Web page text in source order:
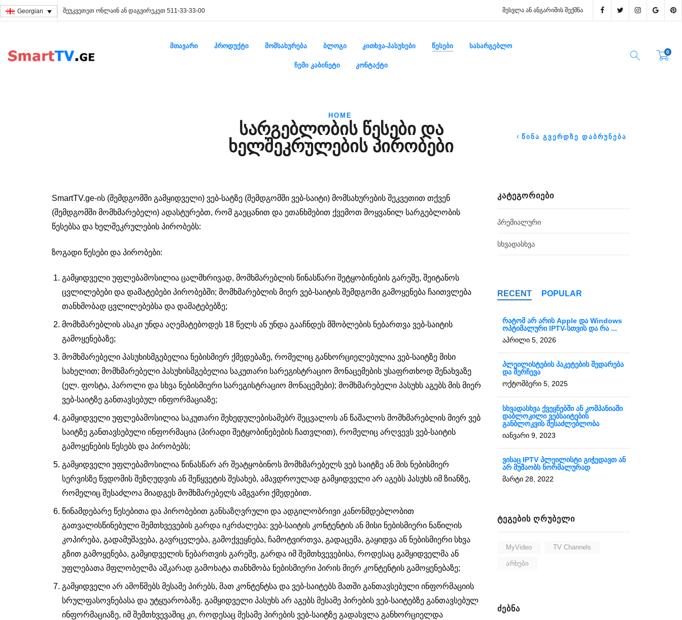
Georgian შეუკვეთეთ ონლაინ ან დაგვირეკეთ 511-33-33-00 ᲨᲔᲡᲕᲚᲐ ᲐᲜ ᲐᲜᲒᲐᲠᲘᲨᲘᲡ ᲨᲔᲥᲛᲜᲐ
ᲛᲗᲐᲕᲐᲠᲘ ᲞᲠᲝᲓᲣᲥᲢᲘ ᲛᲝᲛᲡᲐᲮᲣᲠᲔᲑᲐ ᲑᲚᲝᲒᲘ ᲙᲘᲗᲮᲕᲐ-ᲞᲐᲡᲣᲮᲔᲑᲘ ᲬᲔᲡᲔᲑᲘ ᲡᲐᲡᲐᲠᲒᲔᲑᲚᲝ
ᲩᲔᲛᲘ ᲙᲐᲑᲘᲜᲔᲢᲘ ᲙᲝᲜᲢᲐᲥᲢᲘ
0
HOME
ᲬᲘᲜᲐ ᲒᲕᲔᲠᲓᲖᲔ ᲓᲐᲑᲠᲣᲜᲔᲑᲐ
ᲡᲐᲠᲒᲔᲑᲚᲝᲑᲘᲡ ᲬᲔᲡᲔᲑᲘ ᲓᲐ
ᲮᲔᲚᲨᲔᲙᲠᲣᲚᲔᲑᲘᲡ ᲞᲘᲠᲝᲑᲔᲑᲘ
SmartTV.ge-ის (შემდგომში გამყიდველი) ვებ-სატზე (შემდგომში ვებ-საიტი) მომსახურების შეკვეთით თქვენ
(შემდგომში მომხმარებელი) ადასტურებთ, რომ გაეცანით და ეთანხმებით ქვემოთ მოყვანილ სარგებლობის
წესებსა და ხელშეკრულების პირობებს:
ზოგადი წესები და პირობები:
გამყიდველი უფლებამოსილია ცალმხრივად, მომხმარებლის წინასწარი შეტყობინების გარეშე, შეიტანოს
ცვლილებები და დამატებები პირობებში; მომხმარებლის მიერ ვებ-საიტის შემდგომი გამოყენება ჩაითვლება
თანხმობად ცვლილებებსა და დამატებებზე;
მომხმარებლის ასაკი უნდა აღემატებოდეს 18 წელს ან უნდა გააჩნდეს მშობლების ნებართვა ვებ-საიტის
გამოყენებაზე;
მომხმარებელი პასუხისმგებელია ნებისმიერ ქმედებაზე, რომელიც განხორციელებულია ვებ-საიტზე მისი
სახელით; მომხმარებელი პასუხისმგებელია საკუთარი სარეგისტრაციო მონაცემების უსაფრთხოდ შენახვაზე
(ელ. ფოსტა, პაროლი და სხვა ნებისმიერი სარეგისტრაციო მონაცემები); მომხმარებელი პასუხს აგებს მის მიერ
ვებ-საიტზე განთავსებულ ინფორმაციაზე;
გამყიდველი უფლებამოსილია საკუთარი შეხედულებისამებრ შეცვალოს ან წაშალოს მომხმარებლის მიერ ვებ
საიტზე განთავსებული ინფორმაცია (პირადი შეტყობინებების ჩათვლით), რომელიც არღვევს ვებ-საიტის
გამოყენების წესებს და პირობებს;
გამყიდველი უფლებამოსილია წინასწარ არ შეატყობინოს მომხმარებელს ვებ საიტზე ან მის ნებისმიერ
სერვისზე წვდომის შეზღუდვის ან შეწყვეტის შესახებ, ამავდროულად გამყიდველი არ აგებს პასუხს იმ ზიანზე,
რომელიც შესაძლოა მიადგეს მომხმარებელს ამგვარი ქმედებით.
წინამდებარე წესებითა და პირობებით განსაზღვრული და ადგილობრივი კანონმდებლობით
გათვალისწინებული შემთხვევების გარდა იკრძალება: ვებ-საიტის კონტენტის ან მისი ნებისმიერი ნაწილის
კოპირება, გადამუშავება, გავრცელება, გამოქვეყნება, ჩამოტვირთვა, გადაცემა, გაყიდვა ან ნებისმიერი სხვა
გზით გამოყენება, გამყიდველის ნებართვის გარეშე, გარდა იმ შემთხვევებისა, როდესაც გამყიდველმა ან
უფლებათა მფლობელმა აშკარად გამოხატა თანხმობა ნებისმიერი პირის მიერ კონტენტის გამოყენებაზე;
გამყიდველი არ ამოწმებს მესამე პირებს, მათ კონტენტსა და ვებ-საიტებს მათში განთავსებული ინფორმაციის
სრულფასოვნებასა და უტყუარობაზე. გამყიდველი პასუხს არ აგებს მესამე პირების ვებ-საიტებზე განთავსებულ
ინფორმაციაზე, იმ შემთხვევაშიც კი, როდესაც მესამე პირების ვებ-საიტზე გადასვლა განხორციელდა
ᲙᲐᲢᲔᲒᲝᲠᲘᲔᲑᲘ
ᲞᲠᲔᲛᲘᲐᲚᲣᲠᲘ
ᲡᲮᲕᲐᲓᲐᲡᲮᲕᲐ
RECENT POPULAR
რატომ არ არის Apple და Windows
ოპტიმალური IPTV-სთვის და რა ...
აპრილი 5, 2026
პლეილისტების პაკეტების შედარება
და შერჩევა
ოქტომბერი 5, 2025
სხვადასხვა ქვეყნებში ან კომპანიაში
დაბლოკილი ვებსაიტების
განბლოკვის შესაძლებლობა
იანვარი 9, 2023
ვისაც IPTV პლეილისტი გიჭედავთ ან
არ მუშაობს ნორმალურად
მარტი 28, 2022
ᲢᲔᲒᲔᲑᲘᲡ ᲦᲠᲣᲑᲔᲚᲘ
MyVideo TV Channels
Არხები
ᲫᲔᲑᲜᲐ